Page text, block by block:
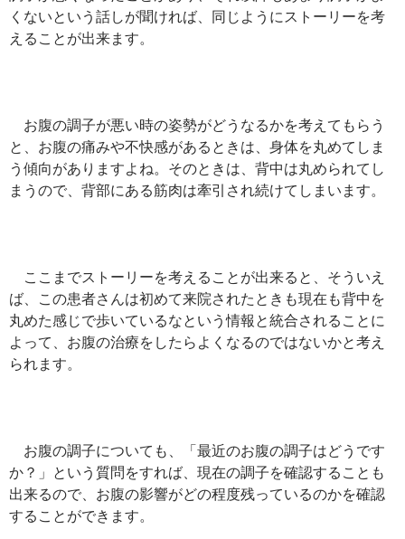
くないという話しが聞ければ、同じようにストーリーを考
えることが出来ます。
お腹の調子が悪い時の姿勢がどうなるかを考えてもらう
と、お腹の痛みや不快感があるときは、身体を丸めてしま
う傾向がありますよね。そのときは、背中は丸められてし
まうので、背部にある筋肉は牽引され続けてしまいます。
ここまでストーリーを考えることが出来ると、そういえ
ば、この患者さんは初めて来院されたときも現在も背中を
丸めた感じで歩いているなという情報と統合されることに
よって、お腹の治療をしたらよくなるのではないかと考え
られます。
お腹の調子についても、「最近のお腹の調子はどうです
か？」という質問をすれば、現在の調子を確認することも
出来るので、お腹の影響がどの程度残っているのかを確認
することができます。